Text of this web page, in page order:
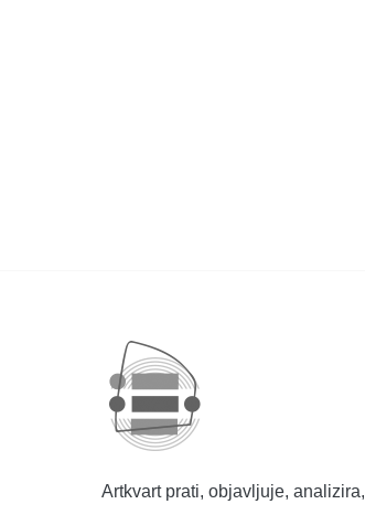
Artkvart prati, objavljuje, analizira,